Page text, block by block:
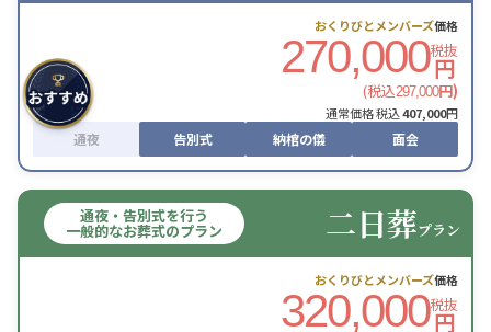
おくりびとメンバーズ価格
270,000税抜
円
(税込297,000円)
通常価格 税込407,000円
通夜 告別式 納棺の儀 面会
通夜・告別式を行う
一般的なお葬式のプラン 二日葬プラン
おくりびとメンバーズ価格
320,000税抜
円